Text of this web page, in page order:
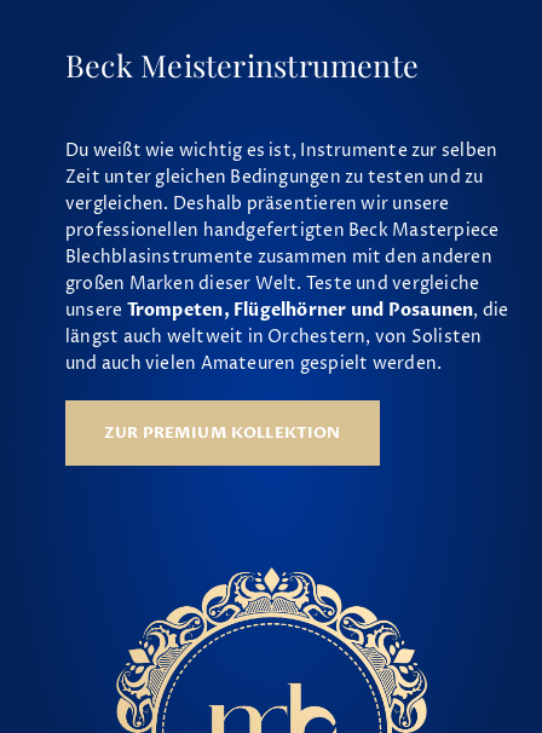
Beck Meisterinstrumente
Du weißt wie wichtig es ist, Instrumente zur selben
Zeit unter gleichen Bedingungen zu testen und zu
vergleichen. Deshalb präsentieren wir unsere
professionellen handgefertigten Beck Masterpiece
Blechblasinstrumente zusammen mit den anderen
großen Marken dieser Welt. Teste und vergleiche
unsere Trompeten, Flügelhörner und Posaunen, die
längst auch weltweit in Orchestern, von Solisten
und auch vielen Amateuren gespielt werden.
ZUR PREMIUM KOLLEKTION